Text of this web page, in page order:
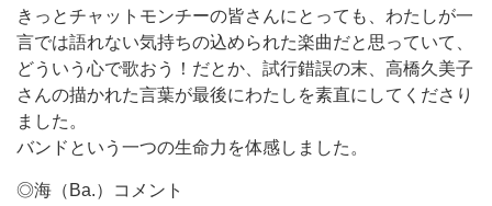
きっとチャットモンチーの皆さんにとっても、わたしが一
言では語れない気持ちの込められた楽曲だと思っていて、
どういう心で歌おう！だとか、試行錯誤の末、高橋久美子
さんの描かれた言葉が最後にわたしを素直にしてくださり
ました。
バンドという一つの生命力を体感しました。
◎海（Ba.）コメント